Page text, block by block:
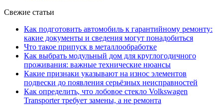
Свежие статьи
Как подготовить автомобиль к гарантийному ремонту:
какие документы и сведения могут понадобиться
Что такое припуск в металлообработке
Как выбрать модульный дом для круглогодичного
проживания: важные технические нюансы
Какие признаки указывают на износ элементов
подвески до появления серьёзных неисправностей
Как определить, что лобовое стекло Volkswagen
Transporter требует замены, а не ремонта